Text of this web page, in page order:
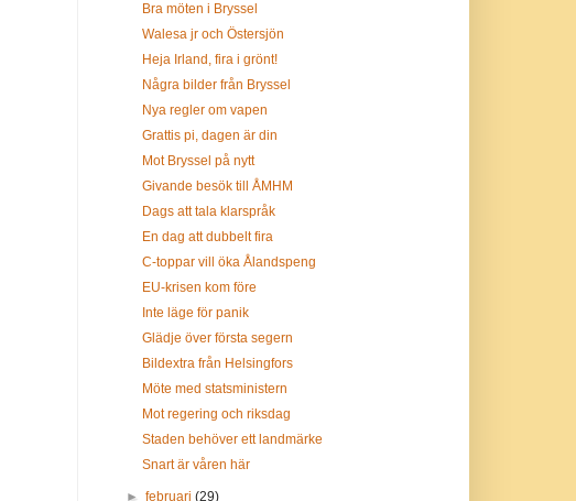
Bra möten i Bryssel
Walesa jr och Östersjön
Heja Irland, fira i grönt!
Några bilder från Bryssel
Nya regler om vapen
Grattis pi, dagen är din
Mot Bryssel på nytt
Givande besök till ÅMHM
Dags att tala klarspråk
En dag att dubbelt fira
C-toppar vill öka Ålandspeng
EU-krisen kom före
Inte läge för panik
Glädje över första segern
Bildextra från Helsingfors
Möte med statsministern
Mot regering och riksdag
Staden behöver ett landmärke
Snart är våren här
► februari (29)